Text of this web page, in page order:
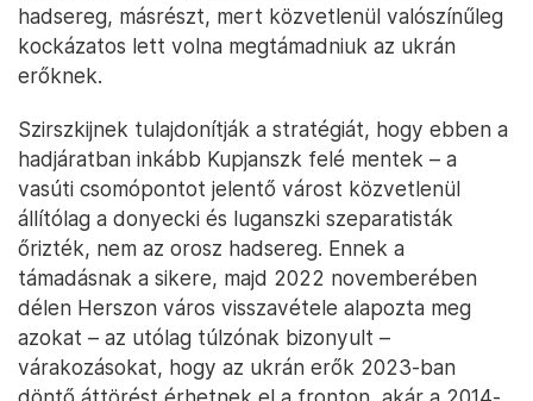
hadsereg, másrészt, mert közvetlenül valószínűleg
kockázatos lett volna megtámadniuk az ukrán
erőknek.
Szirszkijnek tulajdonítják a stratégiát, hogy ebben a
hadjáratban inkább Kupjanszk felé mentek – a
vasúti csomópontot jelentő várost közvetlenül
állítólag a donyecki és luganszki szeparatisták
őrizték, nem az orosz hadsereg. Ennek a
támadásnak a sikere, majd 2022 novemberében
délen Herszon város visszavétele alapozta meg
azokat – az utólag túlzónak bizonyult –
várakozásokat, hogy az ukrán erők 2023-ban